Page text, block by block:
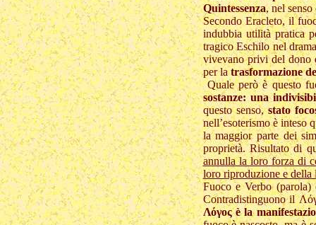
Quintessenza, nel
Secondo Eracleto, il
indubbia utilità pratica
tragico Eschilo nel
vivevano privi del dono
per latrasformazione
Quale però è questo
sostanze: una
questo senso,stato
nell’esoterismo è inteso
la maggior parte dei
proprietà. Risultato di
annulla la loro forza di
loro riproduzione e della
Fuoco e Verbo
Contradistinguono il
Λόγος è la